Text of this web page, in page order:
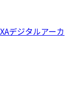
デジタルアーカ